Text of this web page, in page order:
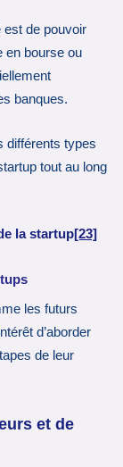
est de pouvoir
en bourse ou
banques.
différents types
tout au long
la startup[23]
les futurs
d’aborder
de leur
et de